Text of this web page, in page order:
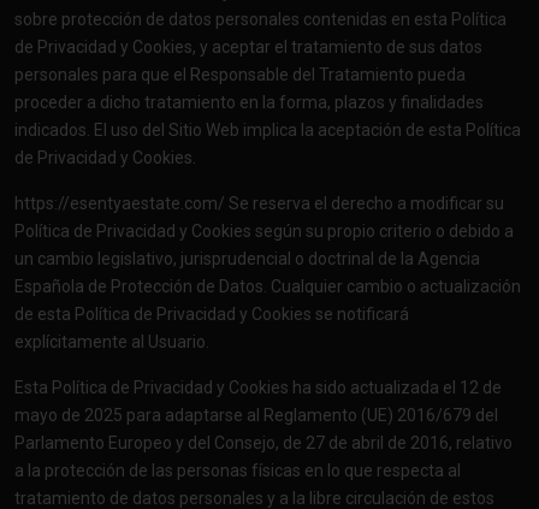
sobre protección de datos personales contenidas en esta Política
de Privacidad y Cookies, y aceptar el tratamiento de sus datos
personales para que el Responsable del Tratamiento pueda
proceder a dicho tratamiento en la forma, plazos y finalidades
indicados. El uso del Sitio Web implica la aceptación de esta Política
de Privacidad y Cookies.
https://esentyaestate.com/ Se reserva el derecho a modificar su
Política de Privacidad y Cookies según su propio criterio o debido a
un cambio legislativo, jurisprudencial o doctrinal de la Agencia
Española de Protección de Datos. Cualquier cambio o actualización
de esta Política de Privacidad y Cookies se notificará
explícitamente al Usuario.
Esta Política de Privacidad y Cookies ha sido actualizada el 12 de
mayo de 2025 para adaptarse al Reglamento (UE) 2016/679 del
Parlamento Europeo y del Consejo, de 27 de abril de 2016, relativo
a la protección de las personas físicas en lo que respecta al
tratamiento de datos personales y a la libre circulación de estos